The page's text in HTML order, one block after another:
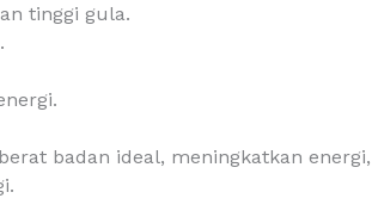
tinggi gula.
badan ideal, meningkatkan